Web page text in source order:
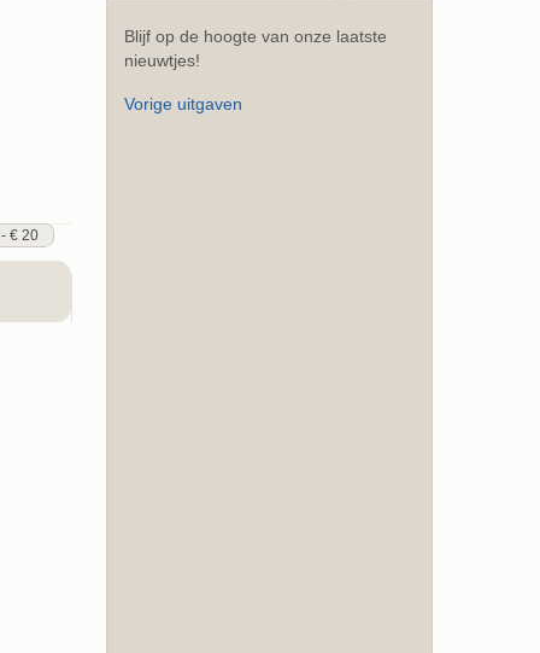
€ 20
Blijf op de hoogte van onze laatste
nieuwtjes!
Vorige uitgaven